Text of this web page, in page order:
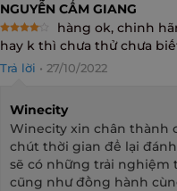
NGUYỄN CẨM GIANG
Rated4
out of 5
hàng ok, chinh
hay k thì chưa thử chưa
Trả lời • 27/10/2022
Winecity
Winecity xin chân thành
chút thời gian để lại
sẽ có những trải nghiệm
cũng như đồng hành